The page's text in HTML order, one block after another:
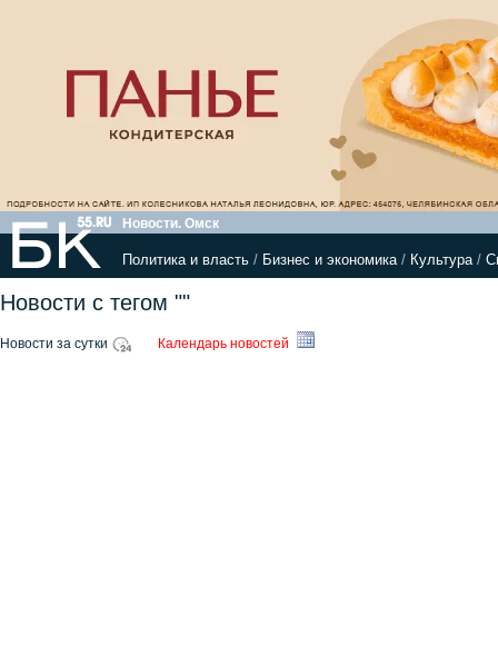
Новости. Омск
Политика и власть / Бизнес и экономика/ Культура/
Новости с тегом ""
Новости за сутки Календарь новостей